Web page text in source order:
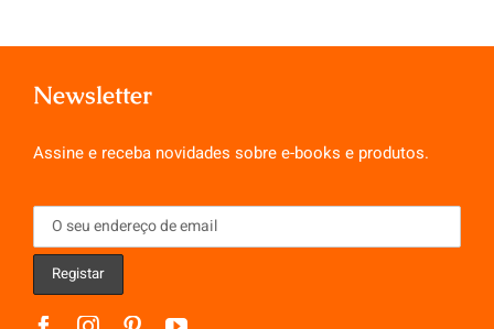
Newsletter
Assine e receba novidades sobre e-books e produtos.